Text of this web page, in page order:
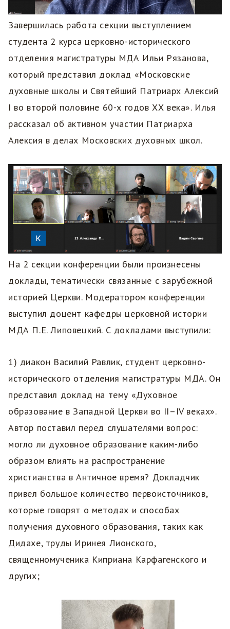
Завершилась работа секции выступлением
студента 2 курса церковно-исторического
отделения магистратуры МДА Ильи Рязанова,
который представил доклад «Московские
духовные школы и Святейший Патриарх Алексий
I во второй половине 60-х годов ХХ века». Илья
рассказал об активном участии Патриарха
Алексия в делах Московских духовных школ.
На 2 секции конференции были произнесены
доклады, тематически связанные с зарубежной
историей Церкви. Модератором конференции
выступил доцент кафедры церковной истории
МДА П.Е. Липовецкий. С докладами выступили:
1) диакон Василий Равлик, студент церковно-
исторического отделения магистратуры МДА. Он
представил доклад на тему «Духовное
образование в Западной Церкви во II–IV веках».
Автор поставил перед слушателями вопрос:
могло ли духовное образование каким-либо
образом влиять на распространение
христианства в Античное время? Докладчик
привел большое количество первоисточников,
которые говорят о методах и способах
получения духовного образования, таких как
Дидахе, труды Иринея Лионского,
священномученика Киприана Карфагенского и
других;